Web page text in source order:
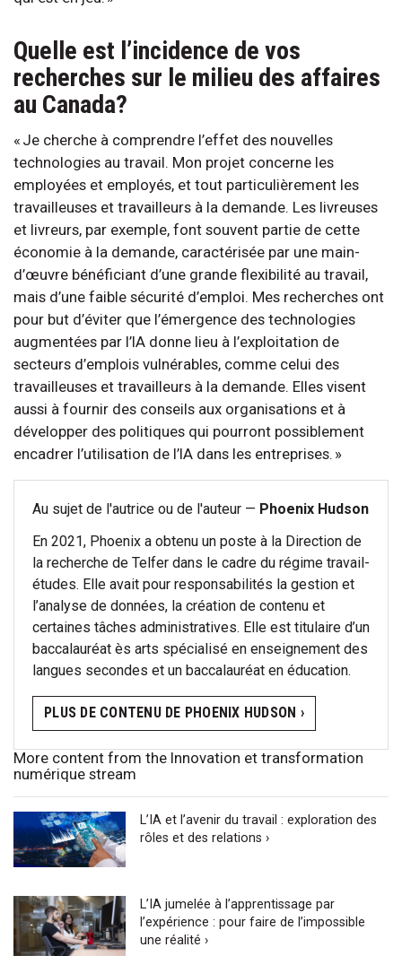
Quelle est l’incidence de vos
recherches sur le milieu des affaires
au Canada?
« Je cherche à comprendre l’effet des nouvelles
technologies au travail. Mon projet concerne les
employées et employés, et tout particulièrement les
travailleuses et travailleurs à la demande. Les livreuses
et livreurs, par exemple, font souvent partie de cette
économie à la demande, caractérisée par une main-
d’œuvre bénéficiant d’une grande flexibilité au travail,
mais d’une faible sécurité d’emploi. Mes recherches ont
pour but d’éviter que l’émergence des technologies
augmentées par l’IA donne lieu à l’exploitation de
secteurs d’emplois vulnérables, comme celui des
travailleuses et travailleurs à la demande. Elles visent
aussi à fournir des conseils aux organisations et à
développer des politiques qui pourront possiblement
encadrer l’utilisation de l’IA dans les entreprises. »
Au sujet de l'autrice ou de l'auteur — Phoenix Hudson
En 2021, Phoenix a obtenu un poste à la Direction de
la recherche de Telfer dans le cadre du régime travail-
études. Elle avait pour responsabilités la gestion et
l’analyse de données, la création de contenu et
certaines tâches administratives. Elle est titulaire d’un
baccalauréat ès arts spécialisé en enseignement des
langues secondes et un baccalauréat en éducation.
PLUS DE CONTENU DE PHOENIX HUDSON ›
More content from the Innovation et transformation
numérique stream
L’IA et l’avenir du travail : exploration des
rôles et des relations ›
L’IA jumelée à l’apprentissage par
l’expérience : pour faire de l’impossible
une réalité ›